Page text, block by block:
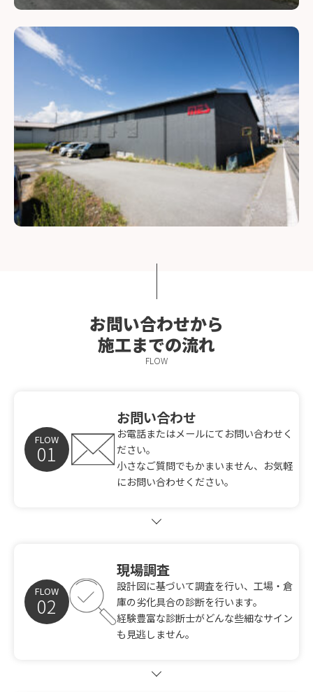
お問い合わせから
施工までの流れ
FLOW
FLOW
お問い合わせ
お電話またはメールにてお問い合わせく
ださい。
小さなご質問でもかまいません、お気軽
にお問い合わせください。
FLOW
現場調査
設計図に基づいて調査を行い、工場・倉
庫の劣化具合の診断を行います。
経験豊富な診断士がどんな些細なサイン
も見逃しません。